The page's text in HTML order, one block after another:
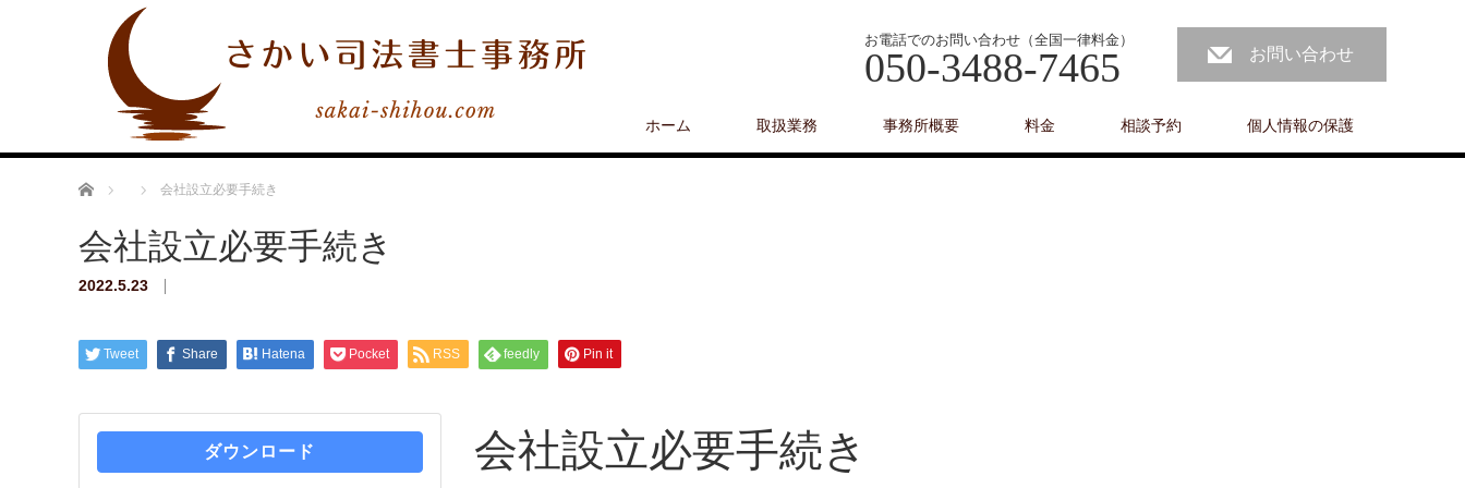
お電話でのお問い合わせ（全国一律料金）
050-3488-7465 お問い合わせ
ホーム 取扱業務 事務所概要 料金 相談予約 個人情報の保護
ホーム 会社設立必要手続き
会社設立必要手続き
2022.5.23
Tweet Share Hatena Pocket RSS feedly Pin it
ダウンロード 会社設立必要手続き